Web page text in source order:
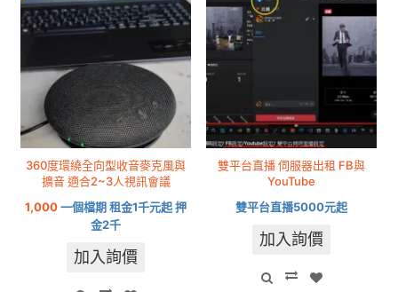
360度環繞全向型收音麥克風與
擴音 適合2~3人視訊會議
1,000一個檔期 租金1千元起 押
金2千
加入詢價
雙平台直播 伺服器出租 FB與
YouTube
雙平台直播5000元起
加入詢價